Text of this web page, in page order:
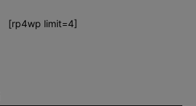
[rp4wp limit=4]